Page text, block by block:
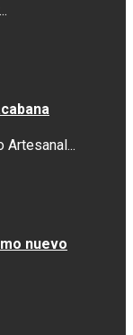
Artesanal...
nuevo